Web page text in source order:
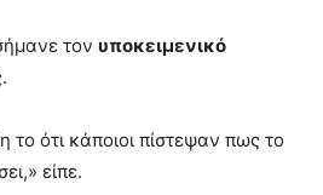
τον υποκειμενικό
το ότι κάποιοι πίστεψαν πως το
είπε.